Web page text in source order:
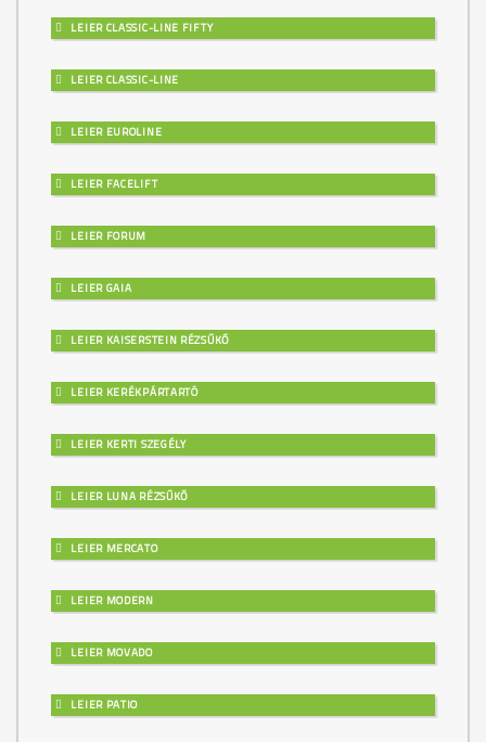
LEIER CLASSIC-LINE FIFTY
LEIER CLASSIC-LINE
LEIER EUROLINE
LEIER FACELIFT
LEIER FORUM
LEIER GAIA
LEIER KAISERSTEIN RÉZSŰKŐ
LEIER KERÉKPÁRTARTÓ
LEIER KERTI SZEGÉLY
LEIER LUNA RÉZSŰKŐ
LEIER MERCATO
LEIER MODERN
LEIER MOVADO
LEIER PATIO